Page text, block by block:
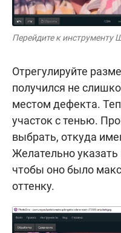
Перейдите к инструменту
Отрегулируйте
получился не
местом дефекта.
участок с тенью.
выбрать, откуда
Желательно
чтобы оно было
оттенку.